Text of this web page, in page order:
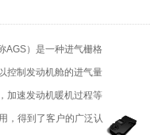
AGS）是一种进气栅格
控制发动机舱的进气量
加速发动机暖机过程等
，得到了客户的广泛认